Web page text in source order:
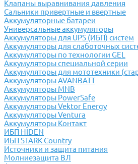
Клапаны выравнивания давления
Сальники привертные и ввертные
Аккумуляторные батареи
Универсальные аккумуляторы
Аккумуляторы для UPS (ИБП) систем
Аккумуляторы для слаботочных
Аккумуляторы по технологии GEL
Аккумуляторы специальной серии
Аккумуляторы для мототехники
Аккумуляторы AVANBATT
Аккумуляторы MNB
Аккумуляторы PowerSafe
Аккумуляторы Vektor Energy
Аккумуляторы Ventura
Аккумуляторы Контакт
ИБП HIDEN
ИБП STARK Country
Источники и защита питания
Молниезащита ВЛ